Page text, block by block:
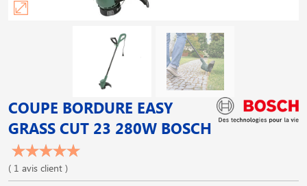
COUPE BORDURE EASY
GRASS CUT 23 280W BOSCH
( 1 avis client )